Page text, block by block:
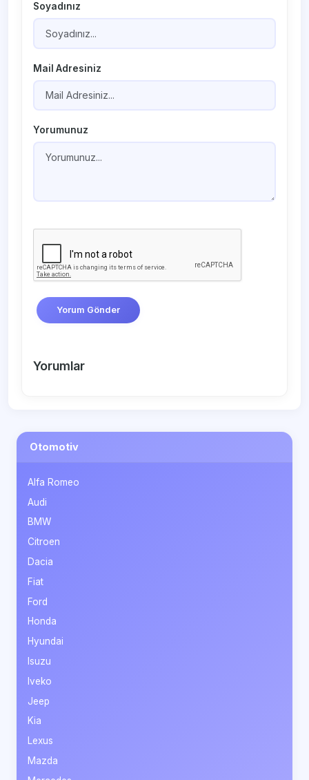
Soyadınız
Mail Adresiniz
Yorumunuz
Yorum Gönder
Yorumlar
Otomotiv
Alfa Romeo
Audi
BMW
Citroen
Dacia
Fiat
Ford
Honda
Hyundai
Isuzu
Iveko
Jeep
Kia
Lexus
Mazda